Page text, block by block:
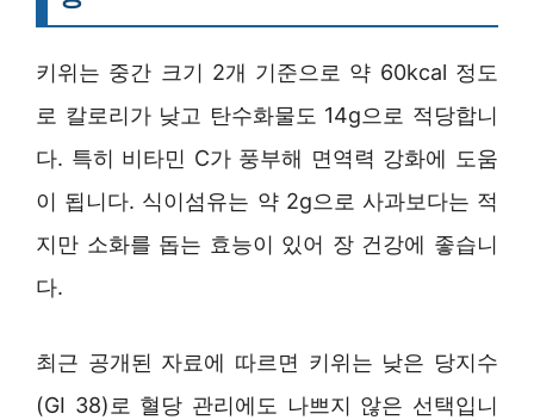
키위는 중간 크기 2개 기준으로 약 60kcal 정도
로 칼로리가 낮고 탄수화물도 14g으로 적당합니
다. 특히 비타민 C가 풍부해 면역력 강화에 도움
이 됩니다. 식이섬유는 약 2g으로 사과보다는 적
지만 소화를 돕는 효능이 있어 장 건강에 좋습니
다.
최근 공개된 자료에 따르면 키위는 낮은 당지수
(GI 38)로 혈당 관리에도 나쁘지 않은 선택입니